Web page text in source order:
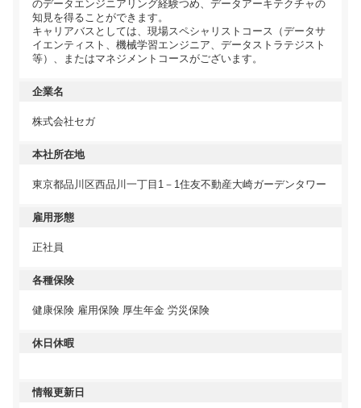
のデータエンジニアリング経験つめ、データアーキテクチャの
知見を得ることができます。
キャリアバスとしては、現場スペシャリストコース（データサ
イエンティスト、機械学習エンジニア、データストラテジスト
等）、またはマネジメントコースがございます。
企業名
株式会社セガ
本社所在地
東京都品川区西品川一丁目1－1住友不動産大崎ガーデンタワー
雇用形態
正社員
各種保険
健康保険 雇用保険 厚生年金 労災保険
休日休暇
情報更新日